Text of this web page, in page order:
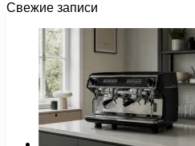
Свежие записи